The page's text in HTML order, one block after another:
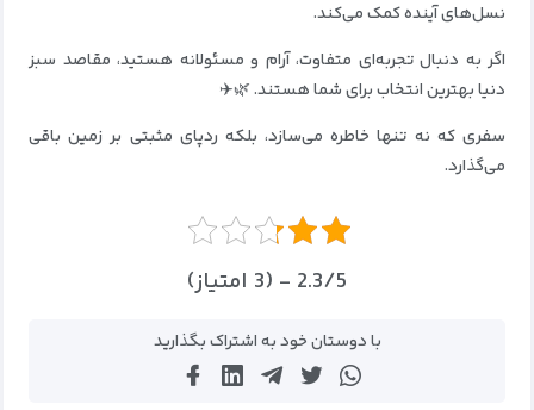
نسل‌های آینده کمک می‌کند.
اگر به دنبال تجربه‌ای متفاوت، آرام و مسئولانه هستید، مقاصد سبز
دنیا بهترین انتخاب برای شما هستند. 🌿✈️
سفری که نه‌ تنها خاطره می‌سازد، بلکه ردپای مثبتی بر زمین باقی
می‌گذارد.
2.3/5 - (3 امتیاز)
با دوستان خود به اشتراک بگذارید